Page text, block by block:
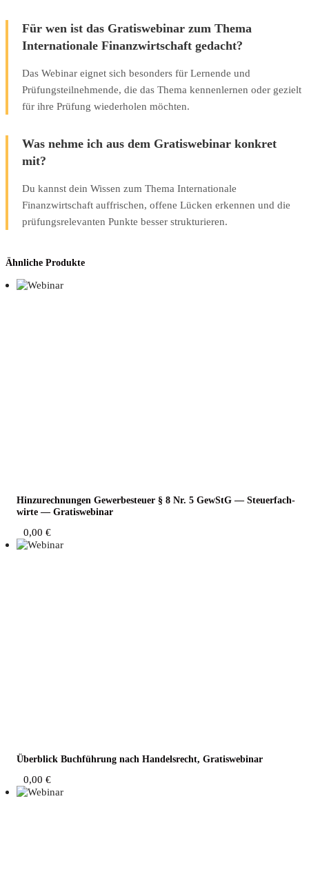
Für wen ist das Gratiswebinar zum Thema
Internationale Finanzwirtschaft gedacht?
Das Webinar eignet sich besonders für Lernende und
Prüfungsteilnehmende, die das Thema kennenlernen oder gezielt
für ihre Prüfung wiederholen möchten.
Was nehme ich aus dem Gratiswebinar konkret
mit?
Du kannst dein Wissen zum Thema Internationale
Finanzwirtschaft auffrischen, offene Lücken erkennen und die
prüfungsrelevanten Punkte besser strukturieren.
Ähnliche Produkte
Hin­zu­rech­nun­gen Gewer­be­steu­er § 8 Nr. 5 GewStG — Steu­er­fach­
wir­te — Gratiswebinar
0,00 €
Über­blick Buch­füh­rung nach Han­dels­recht, Gratiswebinar
0,00 €